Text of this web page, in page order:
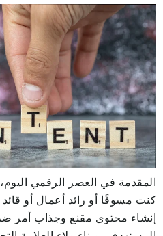
المقدمة في العصر الرقمي
كنت مسوقًا أو رائد أعمال أو
إنشاء محتوى مقنع وجذاب أمر